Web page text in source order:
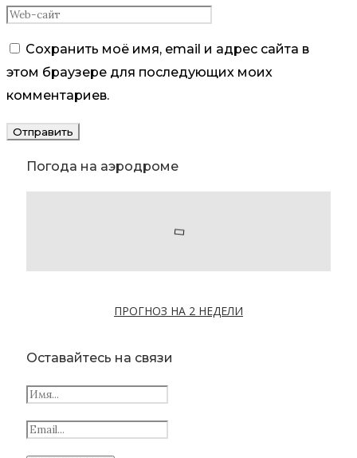
Сохранить моё имя, email и адрес сайта в
этом браузере для последующих моих
комментариев.
Погода на аэродроме
ПРОГНОЗ НА 2 НЕДЕЛИ
Оставайтесь на связи